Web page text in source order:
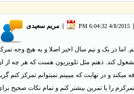
مریم سعیدی 4/8/2015 6:04:32 PM
اما در یک و نیم سال اخیر اصلا و به هیچ وجه
کند. ذهنم مثل تلویزیون هست که هر چه از
میکند و در نهایت که میبینم نمیتوانم تمرکز کنم
را با تمرین بیشتر کنم و تمام نکات صحیح